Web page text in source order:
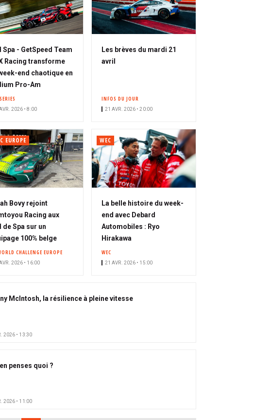
Spa - GetSpeed Team
Racing transforme
end chaotique en
Pro-Am
2026 • 8:00
Les brèves du mardi 21
avril
INFOS DU JOUR
21 AVR. 2026 • 20:00
EUROPE
Bovy rejoint
Racing aux
de Spa sur un
100% belge
CHALLENGE EUROPE
2026 • 16:00
WEC
La belle histoire du week-
end avec Debard
Automobiles : Ryo
Hirakawa
WEC
21 AVR. 2026 • 15:00
McIntosh, la résilience à pleine vitesse
2026 • 13:30
penses quoi ?
2026 • 11:00